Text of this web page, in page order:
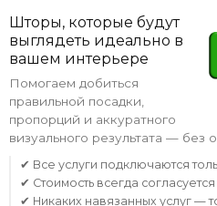
Шторы, которые будут
выглядеть идеально в
вашем интерьере
Помогаем добиться
правильной посадки,
пропорций и аккуратного
визуального результата — без
✔ Все услуги подключаются
✔ Стоимость всегда
✔ Никаких навязанных услуг —